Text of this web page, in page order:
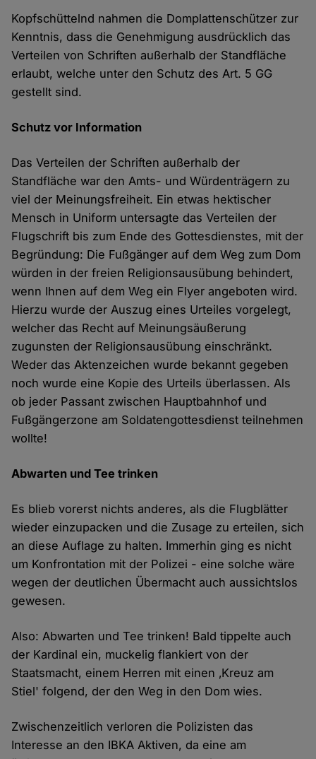
Kopfschüttelnd nahmen die Domplattenschützer zur
Kenntnis, dass die Genehmigung ausdrücklich das
Verteilen von Schriften außerhalb der Standfläche
erlaubt, welche unter den Schutz des Art. 5 GG
gestellt sind.
Schutz vor Information
Das Verteilen der Schriften außerhalb der
Standfläche war den Amts- und Würdenträgern zu
viel der Meinungsfreiheit. Ein etwas hektischer
Mensch in Uniform untersagte das Verteilen der
Flugschrift bis zum Ende des Gottesdienstes, mit der
Begründung: Die Fußgänger auf dem Weg zum Dom
würden in der freien Religionsausübung behindert,
wenn Ihnen auf dem Weg ein Flyer angeboten wird.
Hierzu wurde der Auszug eines Urteiles vorgelegt,
welcher das Recht auf Meinungsäußerung
zugunsten der Religionsausübung einschränkt.
Weder das Aktenzeichen wurde bekannt gegeben
noch wurde eine Kopie des Urteils überlassen. Als
ob jeder Passant zwischen Hauptbahnhof und
Fußgängerzone am Soldatengottesdienst teilnehmen
wollte!
Abwarten und Tee trinken
Es blieb vorerst nichts anderes, als die Flugblätter
wieder einzupacken und die Zusage zu erteilen, sich
an diese Auflage zu halten. Immerhin ging es nicht
um Konfrontation mit der Polizei - eine solche wäre
wegen der deutlichen Übermacht auch aussichtslos
gewesen.
Also: Abwarten und Tee trinken! Bald tippelte auch
der Kardinal ein, muckelig flankiert von der
Staatsmacht, einem Herren mit einen ‚Kreuz am
Stiel' folgend, der den Weg in den Dom wies.
Zwischenzeitlich verloren die Polizisten das
Interesse an den IBKA Aktiven, da eine am